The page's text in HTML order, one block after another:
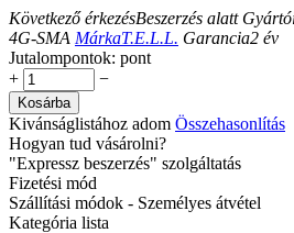
Következő érkezésBeszerzés alatt
4G-SMA MárkaT.E.L.L. Garancia2 év
Jutalompontok: pont
+
−
Kosárba
Kivánságlistához adom Összehasonlítás
Hogyan tud vásárolni?
"Expressz beszerzés" szolgáltatás
Fizetési mód
Szállítási módok - Személyes átvétel
Kategória lista